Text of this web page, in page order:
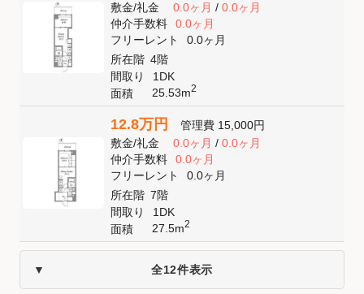
敷金/礼金 0.0ヶ月/ 0.0ヶ月
仲介手数料
0.0ヶ月
フリーレント
0.0ヶ月
所在階 4階
間取り
1DK
面積
25.53m2
12.8万円 管理費 15,000円
敷金/礼金 0.0ヶ月/ 0.0ヶ月
仲介手数料
0.0ヶ月
フリーレント
0.0ヶ月
所在階 7階
間取り
1DK
面積
27.5m2
全12件表示